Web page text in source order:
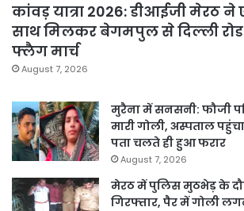
कांवड़ यात्रा 2026: डीआईजी मेरठ
साथ मिलकर बेगमपुल से दिल्ली
फ्लैग मार्च
August 7, 2026
मुरैना में सनसनी: फौजी
मारी गोली, अस्पताल
पता चलते ही हुआ फरार
August 7, 2026
मेरठ में पुलिस मुठभेड़ के
गिरफ्तार, पैर में गोली